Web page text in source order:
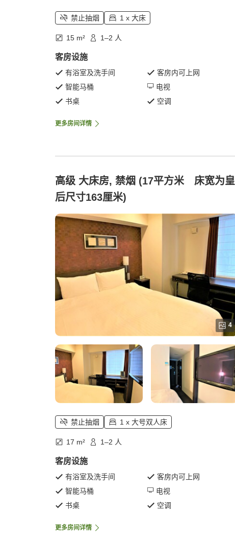
禁止抽烟 1 x 大床
15 m² 1–2 人
客房设施
有浴室及洗手间
客房内可上网
智能马桶
电视
书桌
空调
更多房间详情
高级 大床房, 禁烟 (17平方米 床宽为皇
后尺寸163厘米)
4
禁止抽烟 1 x 大号双人床
17 m² 1–2 人
客房设施
有浴室及洗手间
客房内可上网
智能马桶
电视
书桌
空调
更多房间详情